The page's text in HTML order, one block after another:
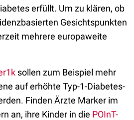
erfüllt. Um zu klären, ob
Gesichtspunkten
mehrere europaweite
sollen zum Beispiel mehr
auf erhöhte Typ-1-Diabetes-
Finden Ärzte Marker im
an, ihre Kinder in die POInT-